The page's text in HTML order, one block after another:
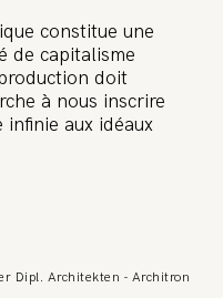
constitue une
de capitalisme
doit
à nous inscrire
infinie aux idéaux
Dipl. Architekten - Architron
La
cela s’appelle ?
voulu protéger